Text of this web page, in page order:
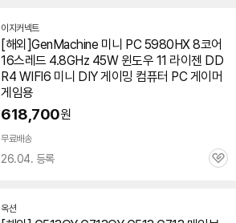
이지커넥트네
이
버
페
[해외]GenMachine 미니 PC5980HX8코어
16스레드 4.8GHz 45W 윈도우 11 라이젠 DD
R4 WIFI6 미니 DIY 게이밍 컴퓨터 PC 게이머
게임용
618,700원
무료배송
26.04. 등록
관
옥션